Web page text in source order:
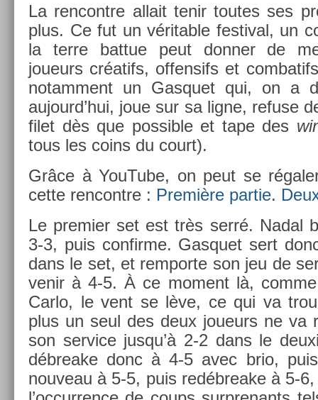
La re­ncontre al­lait tenir toutes ses
plus. Ce fut un vérit­able fes­tiv­al, un
la terre bat­tue peut donn­er de
joueurs créatifs, of­fen­sifs et
notam­ment un Gas­quet qui, on a
aujourd’hui, joue sur sa ligne, re­fuse
filet dès que pos­sible et tape des
tous les coins du court).
Grâce à YouTube, on peut se
cette re­ncontre : Première par­tie.
Le pre­mi­er set est très serré. Nadal
3-3, puis con­fir­me. Gas­quet sert
dans le set, et re­mpor­te son jeu de
venir à 4-5. À ce mo­ment là,
Carlo, le vent se lève, ce qui va
plus un seul des deux joueurs ne va
son ser­vice jusqu’à 2-2 dans le
débreake donc à 4-5 avec brio,
nouveau à 5-5, puis re­débreake à 5-